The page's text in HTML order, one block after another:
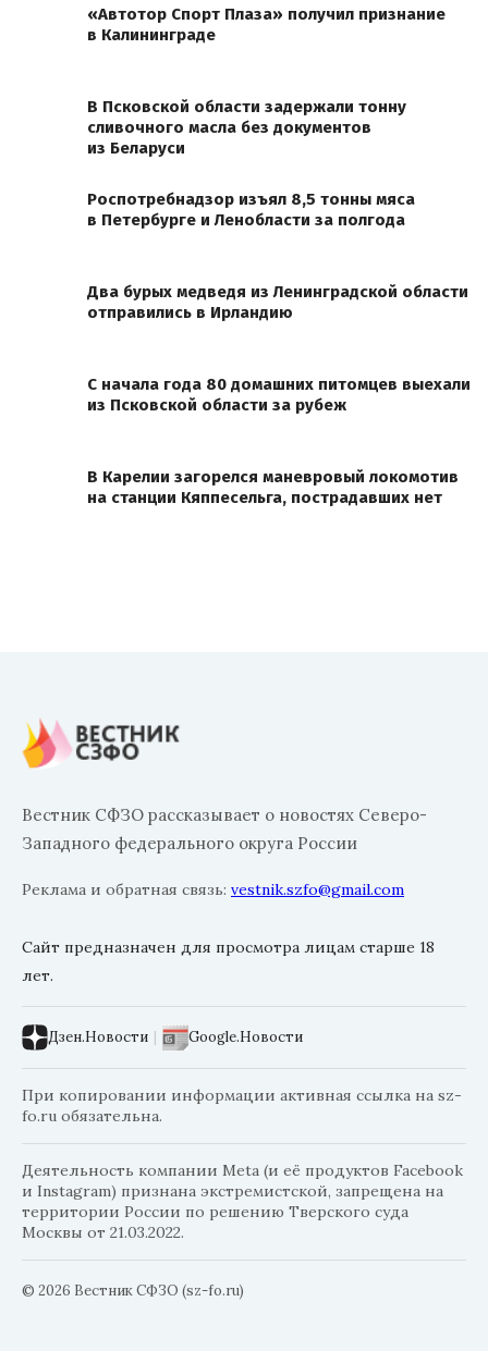
«Автотор Спорт Плаза» получил признание
в Калининграде
В Псковской области задержали тонну
сливочного масла без документов
из Беларуси
Роспотребнадзор изъял 8,5 тонны мяса
в Петербурге и Ленобласти за полгода
Два бурых медведя из Ленинградской области
отправились в Ирландию
С начала года 80 домашних питомцев выехали
из Псковской области за рубеж
В Карелии загорелся маневровый локомотив
на станции Кяппесельга, пострадавших нет
Вестник СФЗО рассказывает о новостях Северо-
Западного федерального округа России
Реклама и обратная связь: vestnik.szfo@gmail.com
Сайт предназначен для просмотра лицам старше 18
лет.
Дзен.Новости | Google.Новости
При копировании информации активная ссылка на sz-
fo.ru обязательна.
Деятельность компании Meta (и её продуктов Facebook
и Instagram) признана экстремистской, запрещена на
территории России по решению Тверского суда
Москвы от 21.03.2022.
© 2026 Вестник СФЗО (sz-fo.ru)